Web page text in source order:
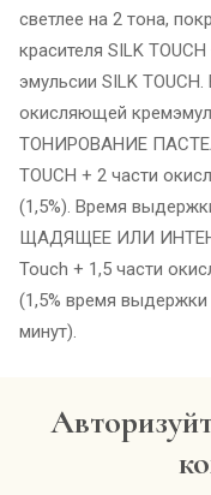
светлее на 2 тона,
красителя SILK
эмульсии SILK
окисляющей
ТОНИРОВАНИЕ
TOUCH + 2 части
(1,5%). Время
ЩАДЯЩЕЕ ИЛИ
Touch + 1,5 части
(1,5% время
минут).